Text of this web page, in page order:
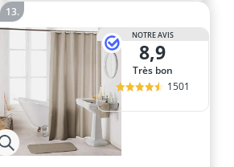
NOTRE AVIS
8,9
Très bon
1501